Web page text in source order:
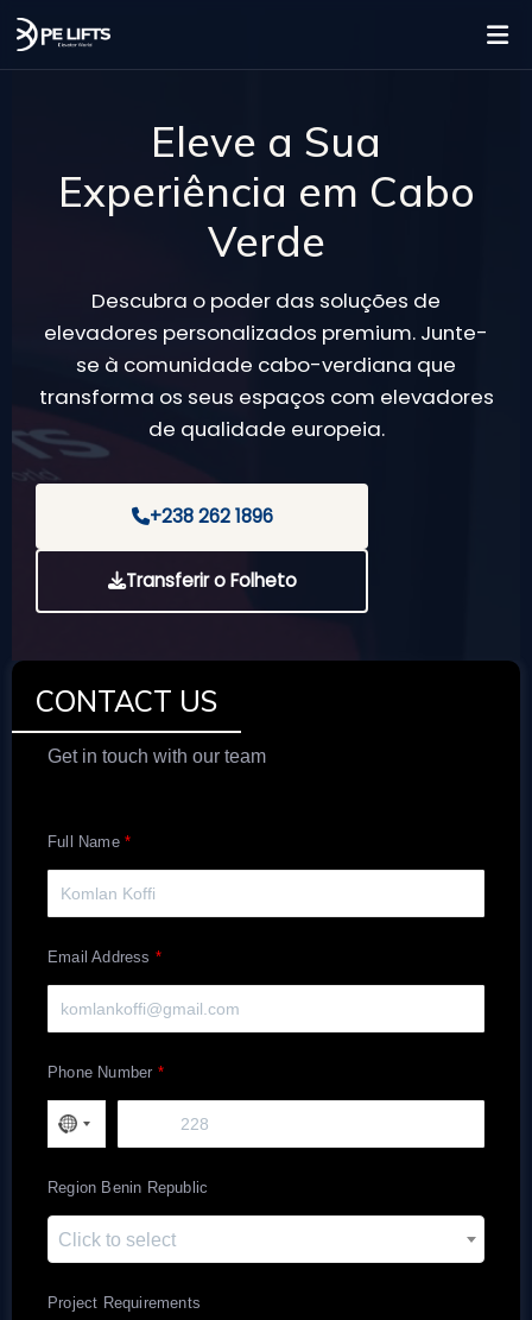
Eleve a Sua
Experiência em Cabo
Verde
Descubra o poder das soluções de
elevadores personalizados premium. Junte-
se à comunidade cabo-verdiana que
transforma os seus espaços com elevadores
de qualidade europeia.
+238 262 1896
Transferir o Folheto
CONTACT US
Get in touch with our team
Full Name
Email Address
Phone Number
Region Benin Republic
Click to select
Project Requirements